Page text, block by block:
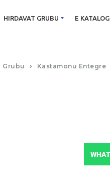
HIRDAVAT GRUBU E KATALOG
Grubu Kastamonu Entegre